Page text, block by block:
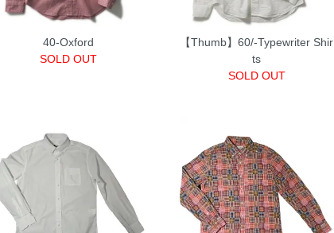
40-Oxford
SOLD OUT
【Thumb】60/-Typewriter Shir
ts
SOLD OUT